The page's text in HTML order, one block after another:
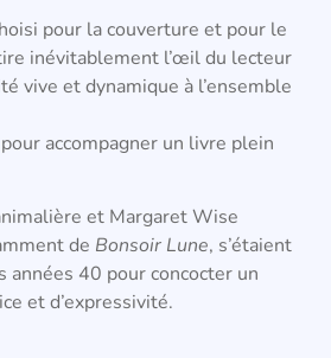
pour la couverture et pour le
inévitablement l’œil du lecteur
vive et dynamique à l’ensemble
accompagner un livre plein
et Margaret Wise
de Bonsoir Lune, s’étaient
années 40 pour concocter un
et d’expressivité.